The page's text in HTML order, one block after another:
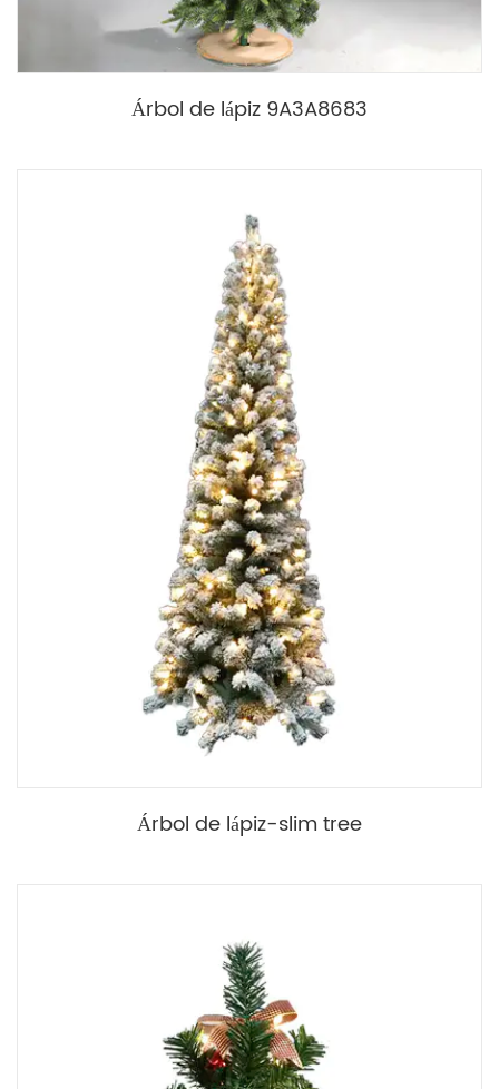
Árbol de lápiz 9A3A8683
Árbol de lápiz-slim tree